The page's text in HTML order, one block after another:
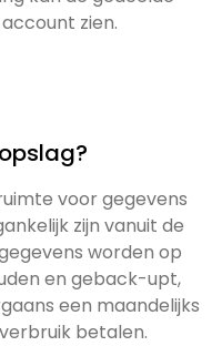
zien.
voor gegevens
zijn vanuit de
worden op
en geback-upt,
een maandelijks
betalen.